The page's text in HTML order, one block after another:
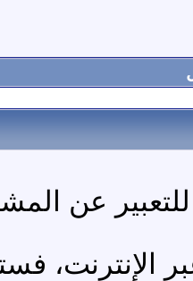
عن
الإنترنت،